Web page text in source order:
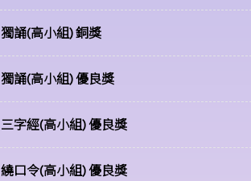
獨誦(高小組) 銅獎
獨誦(高小組) 優良獎
三字經(高小組) 優良獎
繞口令(高小組) 優良獎